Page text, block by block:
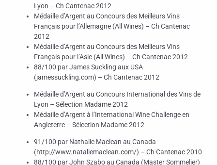
Lyon – Ch Cantenac 2012
Médaille d’Argent au Concours des Meilleurs Vins
Français pour l’Allemagne (All Wines) – Ch Cantenac
2012
Médaille d’Argent au Concours des Meilleurs Vins
Français pour l’Asie (All Wines) – Ch Cantenac 2012
88/100 par James Suckling aux USA
(jamessuckling.com) – Ch Cantenac 2012
Médaille d’Argent au Concours International des Vins de
Lyon – Sélection Madame 2012
Médaille d’Argent à l’International Wine Challenge en
Angleterre – Sélection Madame 2012
91/100 par Nathalie Maclean au Canada
(http://www.nataliemaclean.com/) – Ch Cantenac 2010
88/100 par John Szabo au Canada (Master Sommelier)